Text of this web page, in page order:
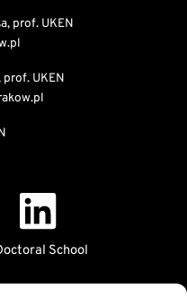
prof. UKEN
UKEN
School